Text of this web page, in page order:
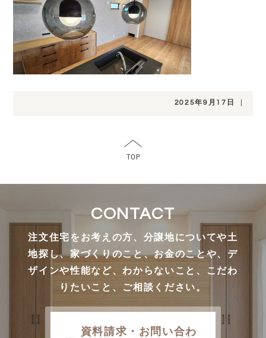
2025年9月17日
CONTACT
注文住宅をお考えの方、分譲地についてや土
地探し、家づくりのこと、お金のことや、デ
ザインや性能など、わからないこと、こだわ
りたいこと、ご相談ください。
資料請求・お問い合わ